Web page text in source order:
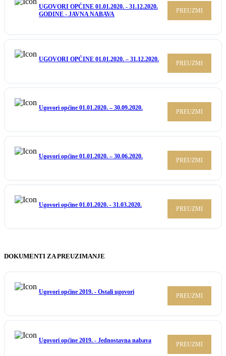
UGOVORI OPĆINE 01.01.2020. - 31.12.2020.
GODINE - JAVNA NABAVA
PREUZMI
UGOVORI OPĆINE 01.01.2020. – 31.12.2020.
PREUZMI
Ugovori općine 01.01.2020. – 30.09.2020.
PREUZMI
Ugovori općine 01.01.2020. – 30.06.2020.
PREUZMI
Ugovori općine 01.01.2020. - 31.03.2020.
PREUZMI
DOKUMENTI ZA PREUZIMANJE
Ugovori općine 2019. - Ostali ugovori
PREUZMI
Ugovori općine 2019. - Jednostavna nabava
PREUZMI